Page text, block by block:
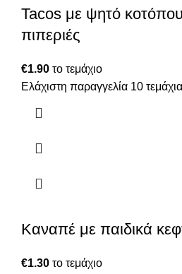
Tacos με ψητό
πιπεριές
€1.90 το τεμάχιο
Ελάχιστη παραγγελία 10 τεμάχια
Καναπέ με παιδικά
€1.30 το τεμάχιο